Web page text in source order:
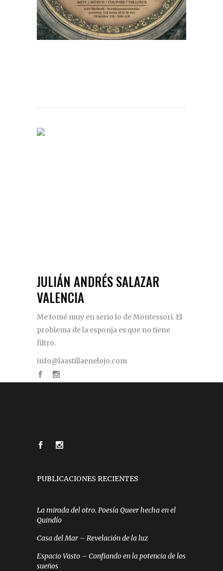
JULIÁN ANDRÉS SALAZAR
VALENCIA
Me tomé muy en serio lo de Montessori. El
problema de la esponja es que no tiene
filtro.
info@laastillaenelojo.com
PUBLICACIONES RECIENTES
La mirada del otro. Poesía Queer hecha en el
Quindío
Casa del Mar – Revelación de la luz
Espacio Vasto – Confiando en la potencia de los
sueños